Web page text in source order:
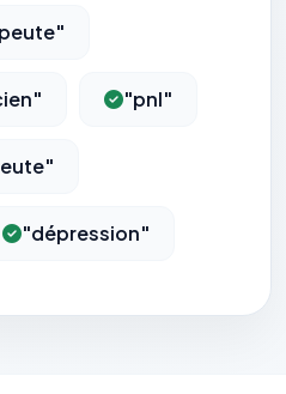
"pnl"
"dépression"